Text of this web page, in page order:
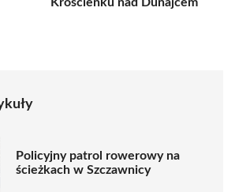
Policyjny patrol rowerowy na
ścieżkach w Szczawnicy